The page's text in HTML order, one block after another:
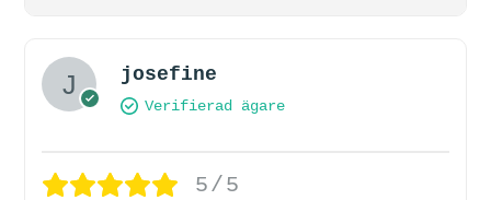
josefine
Verifierad ägare
5/5